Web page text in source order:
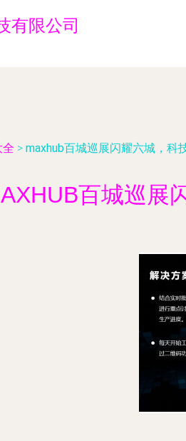
有限公司
全 > maxhub百城巡展闪耀六城，科
百城巡展